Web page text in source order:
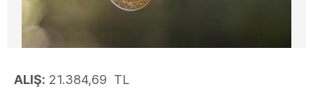
ALIŞ: 21.384,69 TL